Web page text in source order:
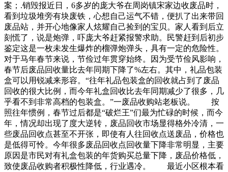
案；.销毁报近日，6多岁的庞大爷在周岗镇宋家边收废品时，
看到垃圾堆旁有块废铁，心想自己运气不错，便扒了出来带回
废品站，并开心地像家人炫耀自己捡到的宝贝。家人看到后立
刻慌了，说是炮弹，吓庞大爷赶紧报警求助。民警赶到后初步
鉴定这是一枚未发生爆炸的榴弹炮弹头，具有一定的危险性。
对于马年春节来说，节俭过年贯穿始终。因为受节俭风影响，
春节后废品回收量比去年同期下降了%左右。其中，礼品包装
盒可以用锐减来形容。“往年礼品包装盒的回收就占到了废品
回收的很大比例，而今年礼盒回收比去年同期减少了很多，几
乎看不到非常高档的包装盒。”一废品收购站老板说。 按
照往年惯例，春节过后都是“破烂王”们最为忙碌的时候，而今
年，情况却出现了度大逆转，废品回收市场显得格外冷清，一
些废品回收点甚至不开张，即使有人往回收点送废品，价格也
是低得可怜。今年很多废品回收点回收量下降非常明显，主要
原因是市民对有礼盒包装的年货购买总量下降，废品价格低，
致使废品收购者积极性降低，行业遇冷。 最近小区根本看